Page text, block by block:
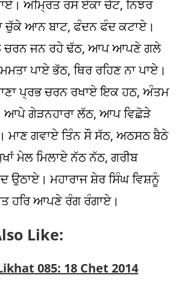
ਅੰਮ੍ਰਿਤ ਰਸ ਏਕਾ ਚੱਟ, ਨਿਝਰ
ਚੁੱਕੇ ਆਨ ਬਾਟ, ਫੰਦਨ ਫੰਦ ਕਟਾਏ।
ਚਰਨ ਜਨ ਰਹੇ ਢੱਠ, ਆਪ ਆਪਣੇ ਗਲੇ
ਪਾਏ ਭੱਠ, ਥਿਰ ਰਹਿਣ ਨਾ ਪਾਏ।
ਪ੍ਰਭ ਚਰਨ ਰਖਾਏ ਇਕ ਹਠ, ਅੰਤਮ
ਆਪੇ ਗੇੜਨਹਾਰਾ ਲੱਠ, ਆਪ ਵਿਛੋੜੇ
ਮਾਣ ਗਵਾਏ ਤਿੰਨ ਸੌ ਸੱਠ, ਅਠਸਠ ਬੈਠੇ
ਮੇਲ ਮਿਲਾਏ ਨੱਠ ਨੱਠ, ਗਰੀਬ
ਉਠਾਏ। ਮਹਾਰਾਜ ਸ਼ੇਰ ਸਿੰਘ ਵਿਸ਼ਨੂੰ
ਹਰਿ ਆਪਣੇ ਰੰਗ ਰੰਗਾਏ।
Like:
085: 18 Chet 2014